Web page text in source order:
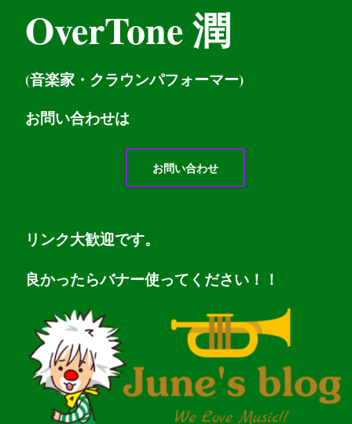
OverTone 潤
(音楽家・クラウンパフォーマー)
お問い合わせは
お問い合わせ
リンク大歓迎です。
良かったらバナー使ってください！！